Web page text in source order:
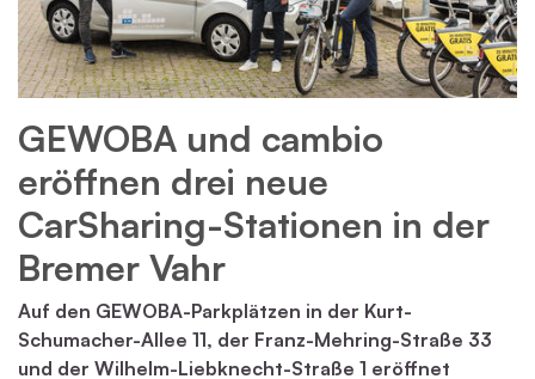
GEWOBA und cambio
eröffnen drei neue
CarSharing-Stationen in der
Bremer Vahr
Auf den GEWOBA-Parkplätzen in der Kurt-
Schumacher-Allee 11, der Franz-Mehring-Straße 33
und der Wilhelm-Liebknecht-Straße 1 eröffnet